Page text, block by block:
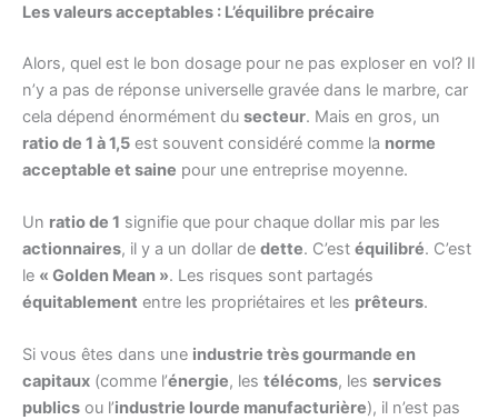
Les valeurs acceptables : L’équilibre précaire
Alors, quel est le bon dosage pour ne pas exploser en vol? Il
n’y a pas de réponse universelle gravée dans le marbre, car
cela dépend énormément du secteur. Mais en gros, un
ratio de 1 à 1,5 est souvent considéré comme la norme
acceptable et saine pour une entreprise moyenne.
Un ratio de 1 signifie que pour chaque dollar mis par les
actionnaires, il y a un dollar de dette. C’est équilibré. C’est
le « Golden Mean ». Les risques sont partagés
équitablement entre les propriétaires et les prêteurs.
Si vous êtes dans une industrie très gourmande en
capitaux (comme l’énergie, les télécoms, les services
publics ou l’industrie lourde manufacturière), il n’est pas